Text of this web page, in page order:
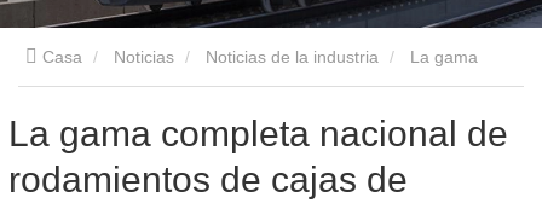
Casa Noticias Noticias de la industria
energía eólica de 8 MW de Axis Technology salió con éxito de la
La gama completa nacional de
rodamientos de cajas de